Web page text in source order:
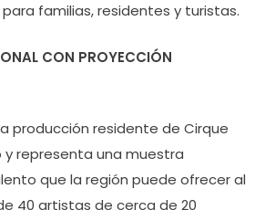
familias, residentes y turistas.
CON PROYECCIÓN
producción residente de Cirque
y representa una muestra
que la región puede ofrecer al
40 artistas de cerca de 20